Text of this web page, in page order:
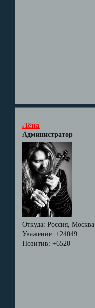
Лёна
Администратор
Откуда: Россия, Москва
Уважение: +24049
Позитив: +6520